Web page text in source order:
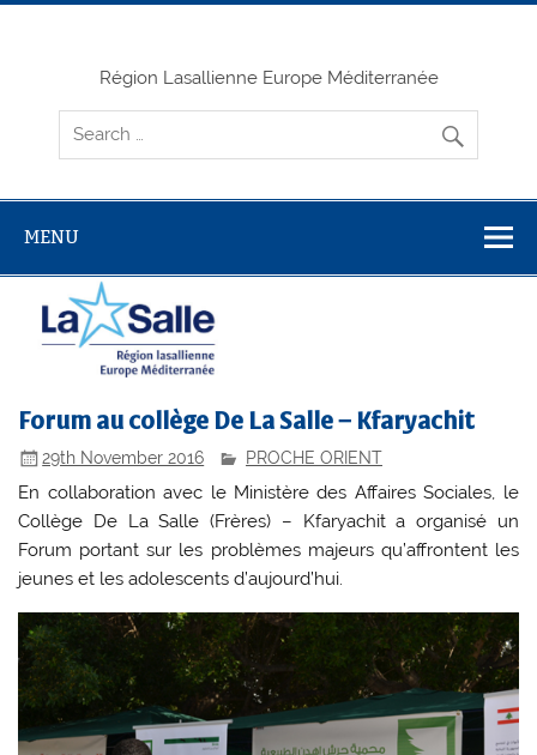
Skip
Région Lasallienne Europe Méditerranée
MENU
Forum au collège De La Salle – Kfaryachit
29th November 2016 PROCHE ORIENT
En collaboration avec le Ministère des Affaires Sociales, le
Collège De La Salle (Frères) – Kfaryachit a organisé un
Forum portant sur les problèmes majeurs qu’affrontent les
jeunes et les adolescents d’aujourd’hui.